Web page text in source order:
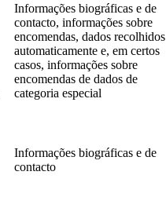
Informações biográficas e de
contacto, informações sobre
encomendas, dados recolhidos
automaticamente e, em certos
casos, informações sobre
encomendas de dados de
categoria especial
Informações biográficas e de
contacto